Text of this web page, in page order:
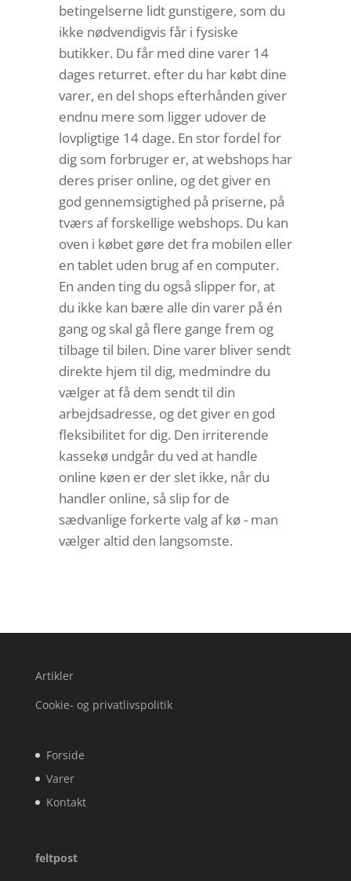
betingelserne lidt gunstigere, som du
ikke nødvendigvis får i fysiske
butikker. Du får med dine varer 14
dages returret. efter du har købt dine
varer, en del shops efterhånden giver
endnu mere som ligger udover de
lovpligtige 14 dage. En stor fordel for
dig som forbruger er, at webshops har
deres priser online, og det giver en
god gennemsigtighed på priserne, på
tværs af forskellige webshops. Du kan
oven i købet gøre det fra mobilen eller
en tablet uden brug af en computer.
En anden ting du også slipper for, at
du ikke kan bære alle din varer på én
gang og skal gå flere gange frem og
tilbage til bilen. Dine varer bliver sendt
direkte hjem til dig, medmindre du
vælger at få dem sendt til din
arbejdsadresse, og det giver en god
fleksibilitet for dig. Den irriterende
kassekø undgår du ved at handle
online køen er der slet ikke, når du
handler online, så slip for de
sædvanlige forkerte valg af kø - man
vælger altid den langsomste.
Artikler
Cookie- og privatlivspolitik
Forside
Varer
Kontakt
feltpost